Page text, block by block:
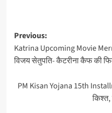
Previous:
Katrina Upcoming Movie
विजय सेतुपति- कैटरीना कैफ की
PM Kisan Yojana 15th